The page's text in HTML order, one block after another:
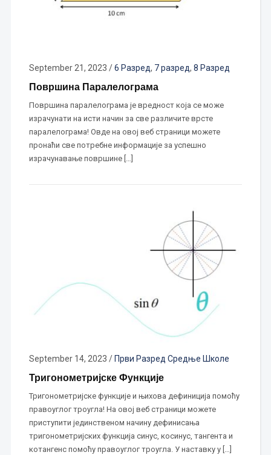
September 21, 2023 /6 Разред, 7 разред, 8 Разред
Површина Паралелограма
Површина паралелограма је вредност која се може
израчунати на исти начин за све различите врсте
паралелограма! Овде на овој веб страници можете
пронаћи све потребне информације за успешно
израчунавање површине […]
September 14, 2023 / Први Разред Средње Школе
Тригонометријске Функције
Тригонометријске функције и њихова дефиниција помоћу
правоуглог троугла! На овој веб страници можете
приступити јединственом начину дефинисања
тригонометријских функција синус, косинус, тангента и
котангенс помоћу правоуглог троугла. У наставку у […]